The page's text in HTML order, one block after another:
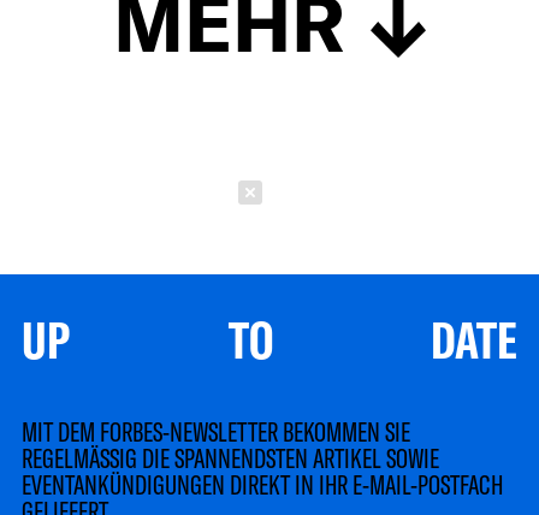
MEHR
UP TO DATE
MIT DEM FORBES-NEWSLETTER BEKOMMEN SIE
REGELMÄSSIG DIE SPANNENDSTEN ARTIKEL SOWIE
EVENTANKÜNDIGUNGEN DIREKT IN IHR E-MAIL-POSTFACH